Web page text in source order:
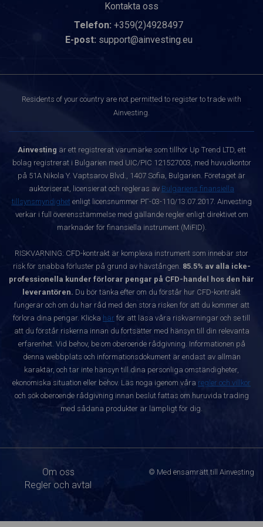
Kontakta oss
Telefon: +359(2)4928497
E-post: support@ainvesting.eu
Residents of your country are not permitted to register to trade with
Ainvesting.
Ainvesting är ett registrerat varumärke som tillhör Up Trend LTD, ett
bolag registrerat i Bulgarien med UIC/PIC 121527003, med huvudkontor
på 51A Nikola Y. Vaptsarov Blvd., 1407 Sofia, Bulgarien. Företaget är
auktoriserat, licensierat och regleras av Bulgariens finansiella
tillsynsmyndighetenligt licensnummer РГ-03-110/13.07.2017. Ainvesting
verkar i full överensstämmelse med gällande regler enligt direktivet om
marknader för finansiella instrument (MiFID).
RISKVARNING: CFD-kontrakt är komplexa instrument som innebär stor
risk för snabba förluster på grund av hävstången. 85.5% av alla icke-
professionella kunder förlorar pengar på CFD-handel hos den här
leverantören. Du bör tänka efter om du förstår hur CFD-kontrakt
fungerar och om du har råd med den stora risken för att du kommer att
förlora dina pengar. Klicka här för att läsa våra riskvarningar och se till
att du förstår riskerna innan du fortsätter med hänsyn till din relevanta
erfarenhet. Vid behov, be om oberoende rådgivning. Informationen på
denna webbplats och informationsdokument är endast av allmän
karaktär, och tar inte hänsyn till dina personliga omständigheter,
ekonomiska situation eller behov. Läs noga igenom våra regler och villkor
och sök oberoende rådgivning innan beslut fattas om huruvida trading
med sådana produkter är lämpligt för dig.
Om oss
Regler och avtal
© Med ensamrätt till Ainvesting